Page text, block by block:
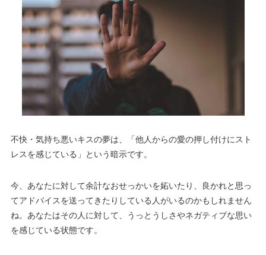
不快・気持ち悪いキスの夢は、「他人からの愛の押し付けにスト
レスを感じている」という暗示です。
今、あなたに対して余計なおせっかいを妬いたり、良かれと思っ
てアドバイスを送ってきたりしている人がいるのかもしれません
ね。あなたはその人に対して、うっとうしさやネガティブな思い
を感じている状態です。